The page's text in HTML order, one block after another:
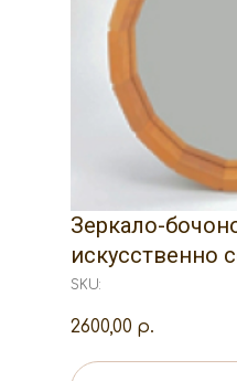
Зеркало-
искусственно
SKU:
2600,00 р.